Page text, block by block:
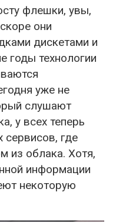
флешки, увы,
они
дискетами и
годы технологии
уже не
слушают
у всех теперь
сервисов, где
из облака. Хотя,
информации
некоторую